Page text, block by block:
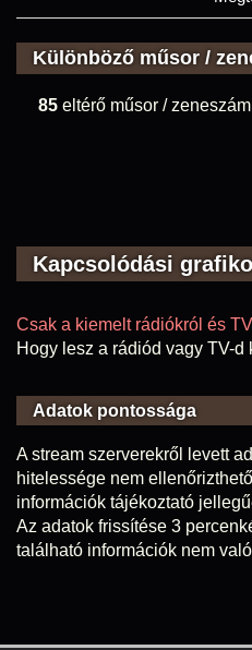
Különböző műsor /
85 eltérő műsor /
Kapcsolódási
Csak a kiemelt rádiókról és
Hogy lesz a rádiód vagy TV-d
Adatok pontossága
A stream szerverekről levett
hitelessége nem
információk tájékoztató
Az adatok frissítése 3
található információk nem